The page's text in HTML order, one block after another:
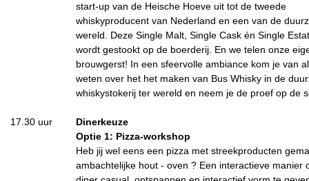
start-up van de Heische Hoeve uit tot de tweede
whiskyproducent van Nederland en een van de
wereld. Deze Single Malt, Single Cask én Single
wordt gestookt op de boerderij. En we telen onze
brouwgerst! In een sfeervolle ambiance kom je van
weten over het het maken van Bus Whisky in de
whiskystokerij ter wereld en neem je de proef op de
17.30 uur
Dinerkeuze
Optie 1: Pizza-workshop
Heb jij wel eens een pizza met streekproducten
ambachtelijke hout - oven ? Een interactieve manier